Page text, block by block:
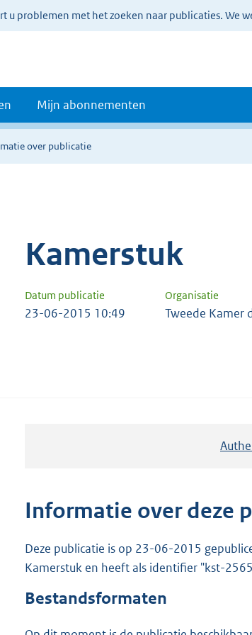
u problemen met het zoeken naar publicaties. We
Mijn abonnementen
over publicatie
Kamerstuk
Datum publicatie Organisatie
23-06-2015 10:49 Tweede Kamer
Informatie over deze
Deze publicatie is op 23-06-2015
Kamerstuk en heeft als identifier "kst-
Bestandsformaten